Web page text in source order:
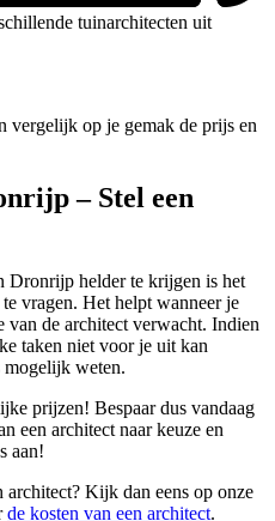
tuinarchitecten uit
vergelijk op je gemak de prijs en
– Stel een
Dronrijp helder te krijgen is het
vragen. Het helpt wanneer je
van de architect verwacht. Indien
taken niet voor je uit kan
weten.
prijzen! Bespaar dus vandaag
een architect naar keuze en
aan!
architect? Kijk dan eens op onze
de kosten van een architect.